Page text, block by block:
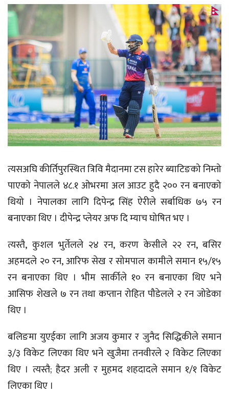
त्यसअघि कीर्तिपुरस्थित त्रिवि मैदानमा टस हारेर ब्याटिङको निम्तो
पाएको नेपालले ४८.१ ओभरमा अल आउट हुदै २०० रन बनाएको
थियो । नेपालका लागि दिपेन्द्र सिंह ऐरीले सर्बाधिक ७५ रन
बनाएका थिए । दीपेन्द्र प्लेयर अफ दि म्याच घोषित भए ।
त्यस्तै, कुशल भुर्तेलले २४ रन, करण केसीले २२ रन, बसिर
अहमदले २० रन, आरिफ सेख र सोमपाल कामीले समान १५/१५
रन बनाएका थिए । भीम सार्कीले १० रन बनाएका थिए भने
आसिफ शेखले ७ रन तथा कप्तान रोहित पौडेलले २ रन जोडेका
थिए ।
बलिङमा युएईका लागि अजय कुमार र जुनैद सिद्धिकीले समान
३/३ विकेट लिएका थिए भने खुजैमा तनवीरले २ विकेट लिएका
थिए । त्यस्तै; हैदर अली र मुहमद शहदादले समान १/१ विकेट
लिएका थिए ।